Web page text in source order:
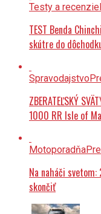
Testy a recenzie
TEST Benda
skútre do
Spravodajstvo
ZBERATEĽSKÝ
1000 RR Isle of
Motoporadňa
Na naháči
skončiť